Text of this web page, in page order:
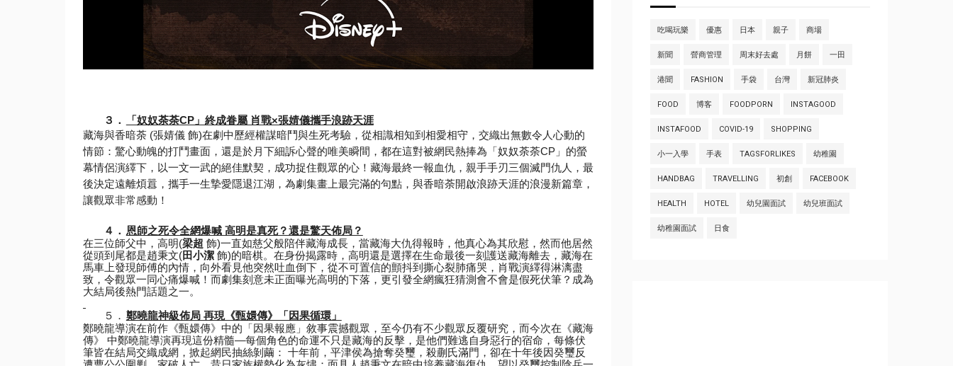
３．
「奴奴荼荼CP」終成眷屬 肖戰×張婧儀攜手浪跡天涯
藏海與香暗荼 (張婧儀 飾)在劇中歷經權謀暗鬥與生死考驗，從相識相知到相愛相守， 交織出無數令人心動的
情節：驚心動魄的打鬥畫面， 還是於月下細訴心聲的唯美瞬間，都在這對被網民熱捧為「奴奴荼荼CP」的螢
幕情侶演繹下，以一文一武的絕佳默契， 成功捉住觀眾的心！藏海最終一報血仇，親手手刃三個滅門仇人， 最
後決定遠離煩囂，攜手一生摯愛隱退江湖， 為劇集畫上最完滿的句點，與香暗荼開啟浪跡天涯的浪漫新篇章，
讓觀眾非常感動！
４． 恩師之死令全網爆喊 高明是真死？還是驚天佈局？
在三位師父中，高明(梁超 飾)一直如慈父般陪伴藏海成長， 當藏海大仇得報時，他真心為其欣慰， 然而他居然
從頭到尾都是趙秉文(田小潔 飾)的暗棋。 在身份揭露時，高明還是選擇在生命最後一刻護送藏海離去， 藏海在
馬車上發現師傅的內情，向外看見他突然吐血倒下， 從不可置信的顫抖到撕心裂肺痛哭，肖戰演繹得淋漓盡
致， 令觀眾一同心痛爆喊！而劇集刻意未正面曝光高明的下落， 更引發全網瘋狂猜測會不會是假死伏筆？ 成為
大結局後熱門話題之一。
５． 鄭曉龍神級佈局 再現《甄嬛傳》「因果循環」
鄭曉龍導演在前作《甄嬛傳》中的「因果報應」敘事震撼觀眾， 至今仍有不少觀眾反覆研究，而今次在《藏海
傳》 中鄭曉龍導演再現這份精髓—每個角色的命運不只是藏海的反擊， 是他們難逃自身惡行的宿命，每條伏
筆皆在結局交織成網， 掀起網民抽絲剝繭： 十年前，平津侯為搶奪癸璽，殺蒯氏滿門， 卻在十年後因癸璽反
吃喝玩樂 優惠 日本 親子 商場
新聞 營商管理 周末好去處 月餅 一田
港聞 FASHION 手袋 台灣 新冠肺炎
FOOD 博客 FOODPORN INSTAGOOD
INSTAFOOD COVID-19 SHOPPING
小一入學 手表 TAGSFORLIKES 幼稚園
HANDBAG TRAVELLING 初創 FACEBOOK
HEALTH HOTEL 幼兒園面試 幼兒班面試
幼稚園面試 日食